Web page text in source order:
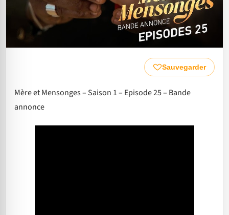
Sauvegarder
Mère et Mensonges – Saison 1 – Episode 25 – Bande
annonce